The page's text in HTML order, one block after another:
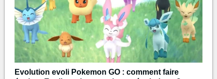
Evolution evoli Pokemon GO : comment faire